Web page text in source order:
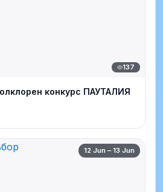
137
конкурс ПАУТАЛИЯ
12 Jun – 13 Jun